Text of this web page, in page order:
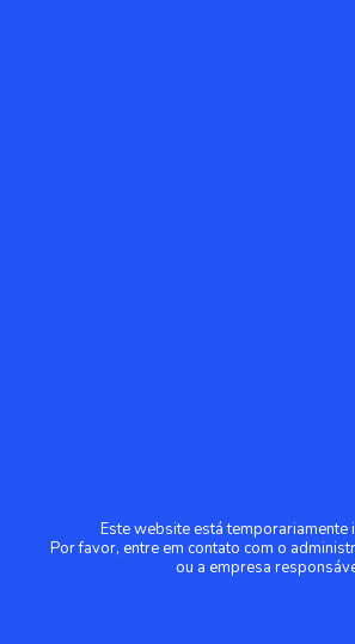
Este website está temporariamente
Por favor, entre em contato com o
ou a empresa